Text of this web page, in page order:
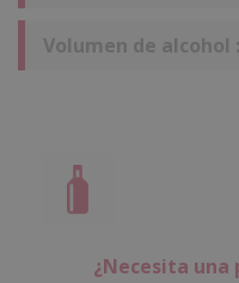
Volumen de alcohol :
¿Necesita una